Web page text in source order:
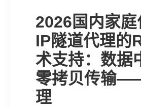
2026国内家
IP隧道代理的
术支持：数据
零拷贝传输
理